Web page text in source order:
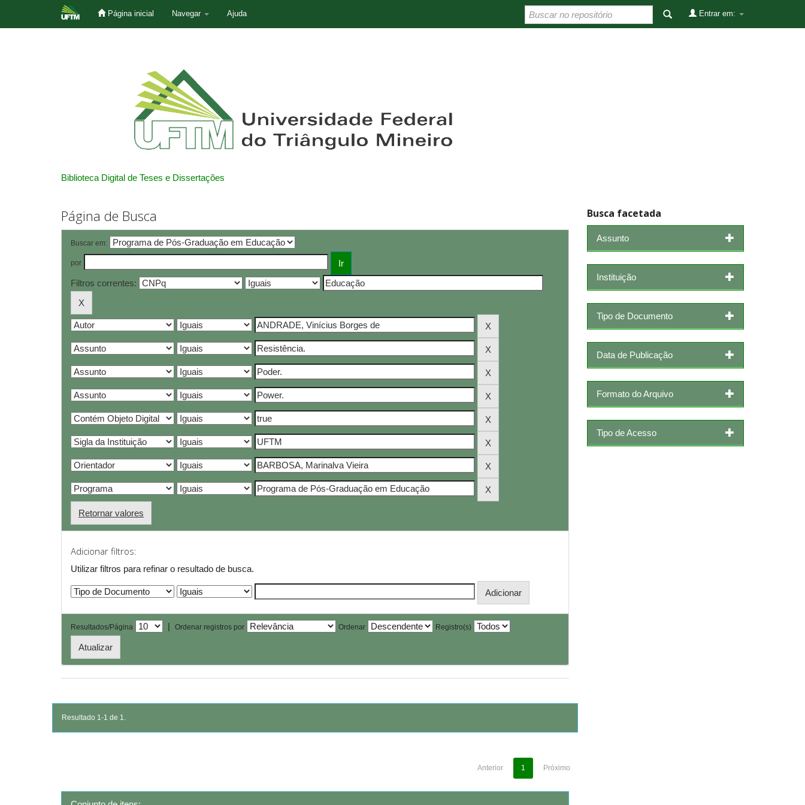
Página inicial Navegar Ajuda Entrar em:
Biblioteca Digital de Teses e Dissertações
Página de Busca
Buscar em:
por
Filtros correntes:
Retornar valores
Adicionar filtros:
Utilizar filtros para refinar o resultado de busca.
Resultados/Página | Ordenar registros por Ordenar Registro(s)
Resultado 1-1 de 1.
Anterior 1 Próximo
Busca facetada
Assunto
Instituição
Tipo de Documento
Data de Publicação
Formato do Arquivo
Tipo de Acesso